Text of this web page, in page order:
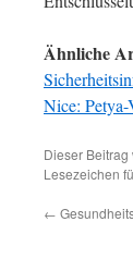
Ähnliche
Nice:
Dieser
Lesezeichen
←